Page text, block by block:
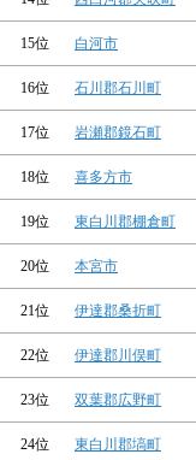
15位 白河市
16位 石川郡石川町
17位 岩瀬郡鏡石町
18位 喜多方市
19位 東白川郡棚倉町
20位 本宮市
21位 伊達郡桑折町
22位 伊達郡川俣町
23位 双葉郡広野町
24位 東白川郡塙町